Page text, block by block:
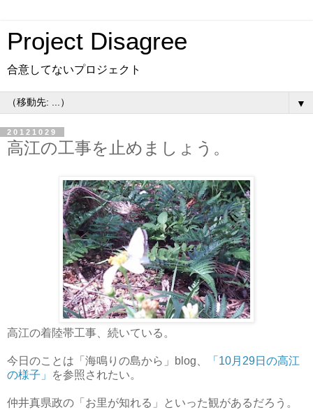
Project Disagree
合意してないプロジェクト
▼
20121029
高江の工事を止めましょう。
高江の着陸帯工事、続いている。
今日のことは「海鳴りの島から」blog、
「10月29日の高江
の様子」
を参照されたい。
仲井真県政の「お里が知れる」といった観があるだろう。